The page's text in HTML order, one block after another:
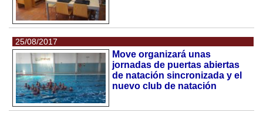
25/08/2017
Move organizará unas
jornadas de puertas abiertas
de natación sincronizada y el
nuevo club de natación